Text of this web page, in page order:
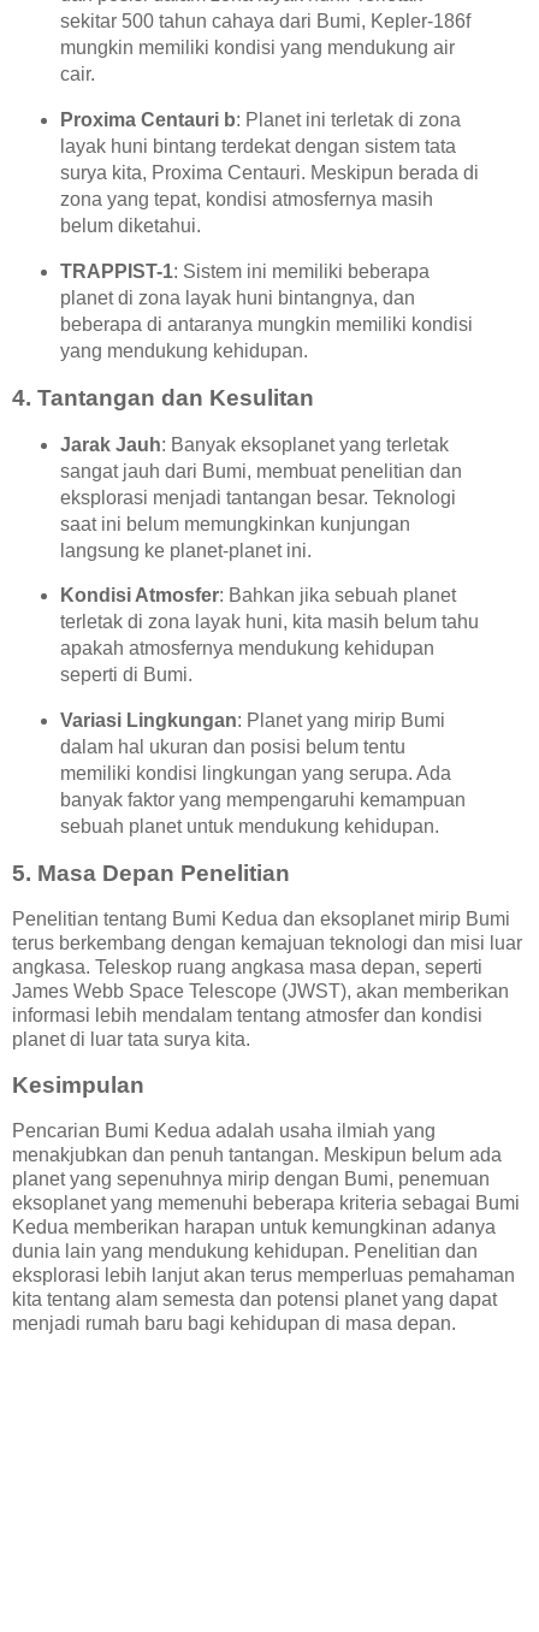
sekitar 500 tahun cahaya dari Bumi, Kepler-186f
mungkin memiliki kondisi yang mendukung air
cair.
Proxima Centauri b: Planet ini terletak di zona
layak huni bintang terdekat dengan sistem tata
surya kita, Proxima Centauri. Meskipun berada di
zona yang tepat, kondisi atmosfernya masih
belum diketahui.
TRAPPIST-1: Sistem ini memiliki beberapa
planet di zona layak huni bintangnya, dan
beberapa di antaranya mungkin memiliki kondisi
yang mendukung kehidupan.
4. Tantangan dan Kesulitan
Jarak Jauh: Banyak eksoplanet yang terletak
sangat jauh dari Bumi, membuat penelitian dan
eksplorasi menjadi tantangan besar. Teknologi
saat ini belum memungkinkan kunjungan
langsung ke planet-planet ini.
Kondisi Atmosfer: Bahkan jika sebuah planet
terletak di zona layak huni, kita masih belum tahu
apakah atmosfernya mendukung kehidupan
seperti di Bumi.
Variasi Lingkungan: Planet yang mirip Bumi
dalam hal ukuran dan posisi belum tentu
memiliki kondisi lingkungan yang serupa. Ada
banyak faktor yang mempengaruhi kemampuan
sebuah planet untuk mendukung kehidupan.
5. Masa Depan Penelitian
Penelitian tentang Bumi Kedua dan eksoplanet mirip Bumi
terus berkembang dengan kemajuan teknologi dan misi luar
angkasa. Teleskop ruang angkasa masa depan, seperti
James Webb Space Telescope (JWST), akan memberikan
informasi lebih mendalam tentang atmosfer dan kondisi
planet di luar tata surya kita.
Kesimpulan
Pencarian Bumi Kedua adalah usaha ilmiah yang
menakjubkan dan penuh tantangan. Meskipun belum ada
planet yang sepenuhnya mirip dengan Bumi, penemuan
eksoplanet yang memenuhi beberapa kriteria sebagai Bumi
Kedua memberikan harapan untuk kemungkinan adanya
dunia lain yang mendukung kehidupan. Penelitian dan
eksplorasi lebih lanjut akan terus memperluas pemahaman
kita tentang alam semesta dan potensi planet yang dapat
menjadi rumah baru bagi kehidupan di masa depan.